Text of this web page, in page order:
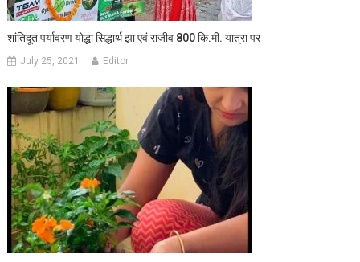
शांतिदूत पर्यावरण योद्धा सिद्धार्थ झा एवं राजीव 800 कि.मी. यात्रा पर
July 25, 2021 Editor